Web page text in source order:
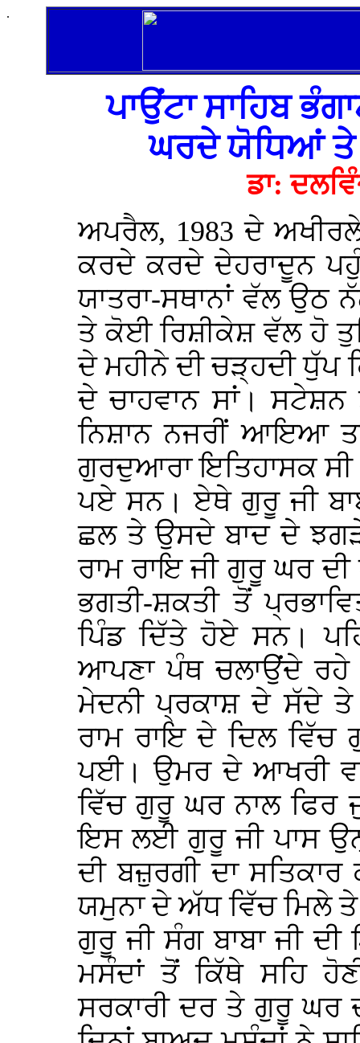
.
ਪਾਉਂਟਾ ਸਾਹਿਬ
ਘਰਦੇ ਯੋਧਿਆਂ ਤੇ
ਡਾ:
ਅਪਰੈਲ, 1983 ਦੇ
ਕਰਦੇ ਕਰਦੇ ਦੇਹਰਾਦੂਨ
ਯਾਤਰਾ-ਸਥਾਨਾਂ ਵੱਲ
ਤੇ ਕੋਈ ਰਿਸ਼ੀਕੇਸ਼ ਵੱਲ ਹੋ
ਦੇ ਮਹੀਨੇ ਦੀ ਚੜ੍ਹਦੀ ਧੁੱਪ
ਦੇ ਚਾਹਵਾਨ ਸਾਂ।
ਨਿਸ਼ਾਨ ਨਜਰੀਂ ਆਇਆ ਤਾਂ
ਗੁਰਦੁਆਰਾ ਇਤਿਹਾਸਕ
ਪਏ ਸਨ। ਏਥੇ ਗੁਰੂ ਜੀ
ਛਲ ਤੇ ਉਸਦੇ ਬਾਦ ਦੇ
ਰਾਮ ਰਾਇ ਜੀ ਗੁਰੂ ਘਰ
ਭਗਤੀ-ਸ਼ਕਤੀ ਤੋਂ
ਪਿੰਡ ਦਿੱਤੇ ਹੋਏ ਸਨ।
ਆਪਣਾ ਪੰਥ ਚਲਾਉਂਦੇ ਰਹੇ
ਮੇਦਨੀ ਪ੍ਰਕਾਸ਼ ਦੇ ਸੱਦੇ ਤੇ
ਰਾਮ ਰਾਇ ਦੇ ਦਿਲ ਵਿੱਚ
ਪਈ। ਉਮਰ ਦੇ ਆਖਰੀ
ਵਿੱਚ ਗੁਰੂ ਘਰ ਨਾਲ ਫਿਰ
ਇਸ ਲਈ ਗੁਰੂ ਜੀ ਪਾਸ
ਦੀ ਬਜ਼ੁਰਗੀ ਦਾ
ਯਮੁਨਾ ਦੇ ਅੱਧ ਵਿੱਚ ਮਿਲੇ
ਗੁਰੂ ਜੀ ਸੰਗ ਬਾਬਾ ਜੀ
ਮਸੰਦਾਂ ਤੋਂ ਕਿੱਥੇ ਸਹਿ
ਸਰਕਾਰੀ ਦਰ ਤੇ ਗੁਰੂ ਘਰ